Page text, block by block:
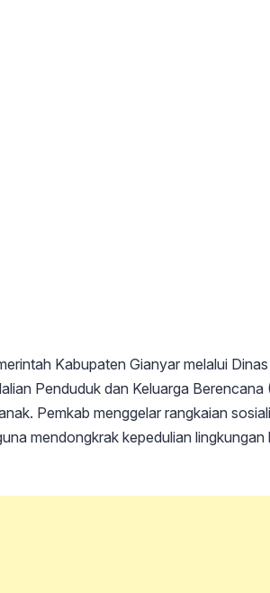
Kabupaten Gianyar melalui
Penduduk dan Keluarga
Pemkab menggelar rangkaian
mendongkrak kepedulian